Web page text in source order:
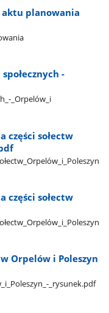
aktu planowania
-
​_Orpelów​_i​
części sołectw
części sołectw
Orpelów i Poleszyn
​_rysunek.pdf